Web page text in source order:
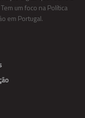
um foco na Política
em Portugal.